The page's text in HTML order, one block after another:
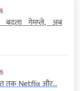
गेमप्ले, अब
तक Netflix और...